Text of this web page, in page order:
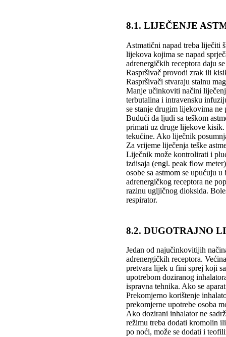
8.1. LIJEČENJE
Astmatični napad treba liječiti
lijekova kojima se napad
adrenergičkih receptora daju
Raspršivač provodi zrak ili
Raspršivači stvaraju stalnu
Manje učinkoviti načini
terbutalina i intravensku
se stanje drugim lijekovima
Budući da ljudi sa teškom
primati uz druge lijekove
tekućine. Ako liječnik
Za vrijeme liječenja teške
Liječnik može kontrolirati i
izdisaja (engl. peak flow
osobe sa astmom se upućuju
adrenergičkog receptora ne
razinu ugljičnog dioksida.
respirator.
8.2. DUGOTRAJNO
Jedan od najučinkovitijih
adrenergičkih receptora.
pretvara lijek u fini sprej koji
upotrebom doziranog
ispravna tehnika. Ako se
Prekomjerno korištenje
prekomjerne upotrebe osoba
Ako dozirani inhalator ne
režimu treba dodati kromolin
po noći, može se dodati i